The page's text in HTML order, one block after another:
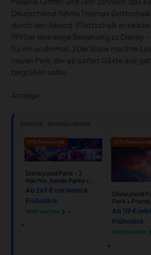
Deutschland führte Thomas Gottschalk
durch den Abend. (Gottschalk
1990er eine enge Beziehung zu Disney
für ein andermal…) Die Show machte
neuen Park, der ab sofort Gäste aus
begrüßen sollte.
Anzeige
ANZEIGE · EMPFEHLUNGEN
19% Preisvorteil
Disneyland Paris – 2
Nächte, beide Parks +
Hotel
Ab 269 € mit Hotel &
Frühstück
Jetzt buchen ❯ →
23% Preisvorteil
Disneyland
Park +
Ab 119 € mit
Frühstück
Jetzt buchen